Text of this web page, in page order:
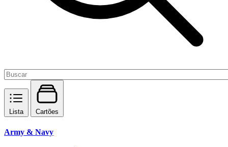
Lista Cartões
Army & Navy